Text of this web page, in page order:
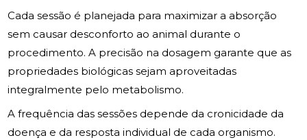
Cada sessão é planejada para maximizar a absorção
sem causar desconforto ao animal durante o
procedimento. A precisão na dosagem garante que as
propriedades biológicas sejam aproveitadas
integralmente pelo metabolismo.
A frequência das sessões depende da cronicidade da
doença e da resposta individual de cada organismo.